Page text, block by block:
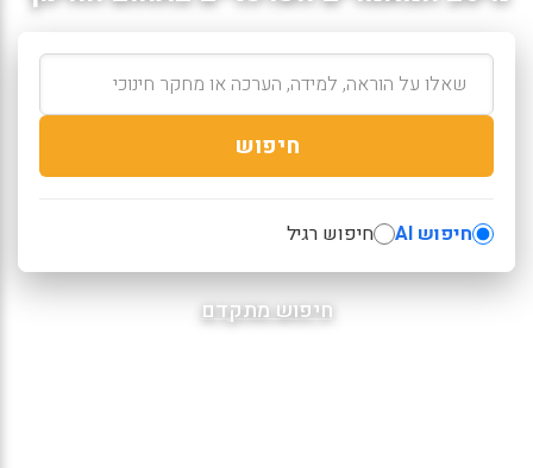
חיפוש
חיפוש AI חיפוש רגיל
חיפוש מתקדם